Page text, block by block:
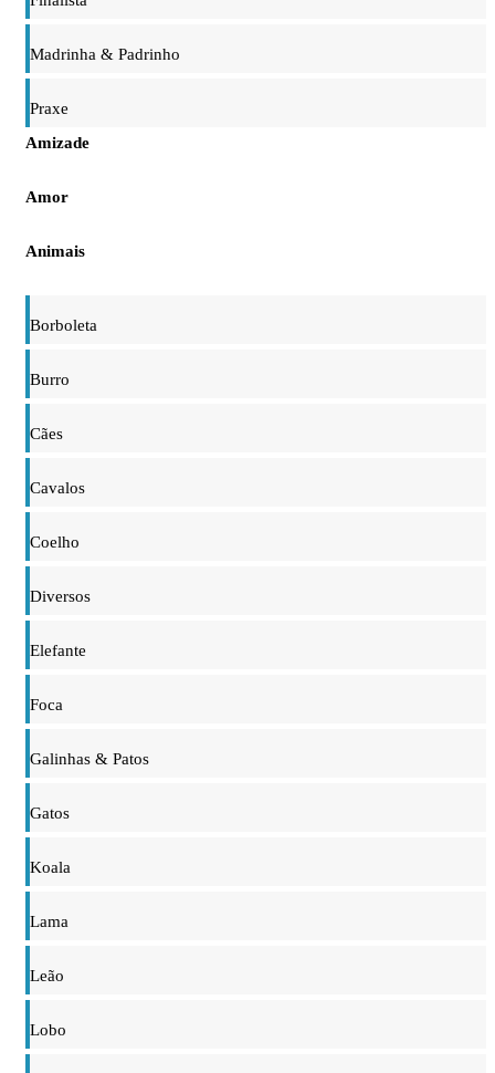
Madrinha & Padrinho
Praxe
Amizade
Amor
Animais
Borboleta
Burro
Cães
Cavalos
Coelho
Diversos
Elefante
Foca
Galinhas & Patos
Gatos
Koala
Lama
Leão
Lobo